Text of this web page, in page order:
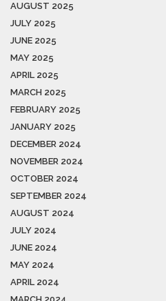
AUGUST 2025
JULY 2025
JUNE 2025
MAY 2025
APRIL 2025
MARCH 2025
FEBRUARY 2025
JANUARY 2025
DECEMBER 2024
NOVEMBER 2024
OCTOBER 2024
SEPTEMBER 2024
AUGUST 2024
JULY 2024
JUNE 2024
MAY 2024
APRIL 2024